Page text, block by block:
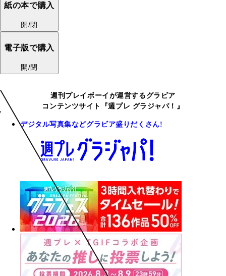
紙の本で購入
開/閉
電子版で購入
開/閉
週刊プレイボーイが運営するグラビア
コンテンツサイト『週プレ グラジャパ！』
デジタル写真集などグラビア盛りだくさん!